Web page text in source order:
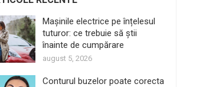
Mașinile electrice pe înțelesul
tuturor: ce trebuie să știi
înainte de cumpărare
august 5, 2026
Conturul buzelor poate corecta